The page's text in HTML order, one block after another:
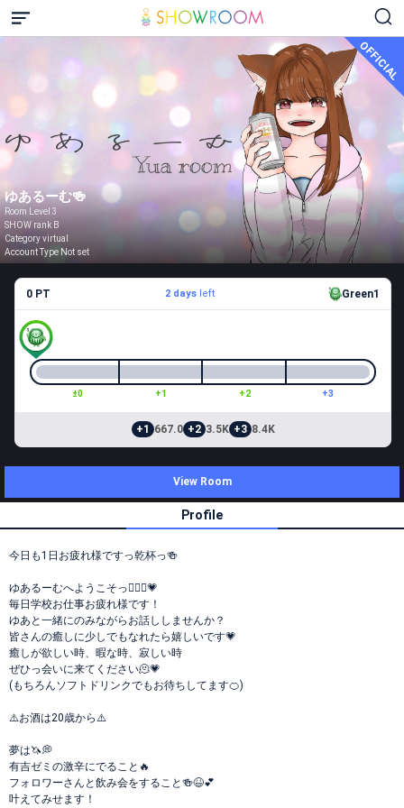
OFFICIAL
ゆあるーむ🍻
Room Level 3
SHOW rank B
Category virtual
Account Type Not set
0 PT 2 daysleft Green1
±0 +1 +2 +3
+1 667.0 +2 3.5K +3 8.4K
View Room
Profile
今日も1日お疲れ様ですっ乾杯っ🍻
ゆあるーむへようこそっ🧏🏼‍♀️💗
毎日学校お仕事お疲れ様です！
ゆあと一緒にのみながらお話ししませんか？
皆さんの癒しに少しでもなれたら嬉しいです💗
癒しが欲しい時、暇な時、寂しい時
ぜひっ会いに来てください🫠💗
(もちろんソフトドリンクでもお待ちしてます🍊)
⚠️お酒は20歳から⚠️
夢は🦄💭
有吉ゼミの激辛にでること🔥
フォロワーさんと飲み会をすること🍻😆💕
叶えてみせます！